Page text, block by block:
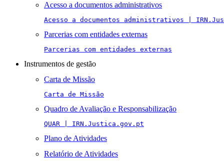
Acesso a documentos administrativos
Acesso a documentos administrativos |
Parcerias com entidades externas
Parcerias com entidades externas
Instrumentos de gestão
Carta de Missão
Carta de Missão
Quadro de Avaliação e Responsabilização
QUAR | IRN.Justica.gov.pt
Plano de Atividades
Relatório de Atividades